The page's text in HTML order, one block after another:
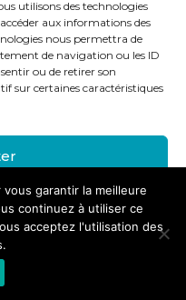
utilisons des technologies
aux informations des
nous permettra de
de navigation ou les ID
ou de retirer son
sur certaines caractéristiques
garantir la meilleure
continuez à utiliser ce
acceptez l'utilisation des